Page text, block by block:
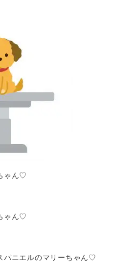
ゃん♡
ゃん♡
パニエルのマリーちゃん♡